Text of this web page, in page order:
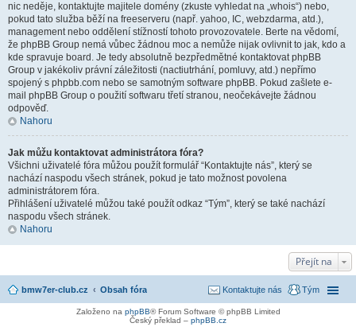
nic neděje, kontaktujte majitele domény (zkuste vyhledat na „whois“) nebo,
pokud tato služba běží na freeserveru (např. yahoo, IC, webzdarma, atd.),
management nebo oddělení stížností tohoto provozovatele. Berte na vědomí,
že phpBB Group nemá vůbec žádnou moc a nemůže nijak ovlivnit to jak, kdo a
kde spravuje board. Je tedy absolutně bezpředmětné kontaktovat phpBB
Group v jakékoliv právní záležitosti (nactiutrhání, pomluvy, atd.) nepřímo
spojený s phpbb.com nebo se samotným software phpBB. Pokud zašlete e-
mail phpBB Group o použití softwaru třetí stranou, neočekávejte žádnou
odpověď.
Nahoru
Jak můžu kontaktovat administrátora fóra?
Všichni uživatelé fóra můžou použít formulář “Kontaktujte nás”, který se
nachází naspodu všech stránek, pokud je tato možnost povolena
administrátorem fóra.
Přihlášení uživatelé můžou také použít odkaz “Tým”, který se také nachází
naspodu všech stránek.
Nahoru
Přejít na
bmw7er-club.cz Obsah fóra Tým
Kontaktujte nás
Založeno na phpBB® Forum Software © phpBB Limited
Český překlad – phpBB.cz